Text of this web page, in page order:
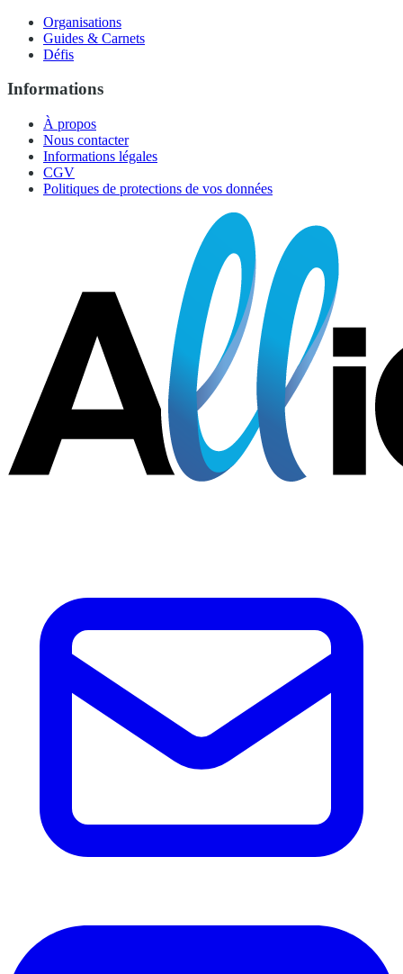
Organisations
Guides & Carnets
Défis
Informations
À propos
Nous contacter
Informations légales
CGV
Politiques de protections de vos données